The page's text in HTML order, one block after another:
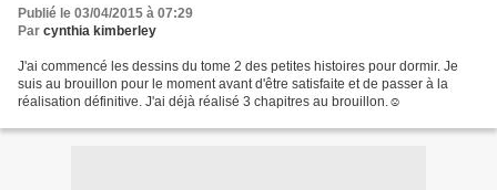
Publié le 03/04/2015 à 07:29
Par cynthia kimberley
J'ai commencé les dessins du tome 2 des petites histoires pour dormir. Je
suis au brouillon pour le moment avant d'être satisfaite et de passer à la
réalisation définitive. J'ai déjà réalisé 3 chapitres au brouillon.☺